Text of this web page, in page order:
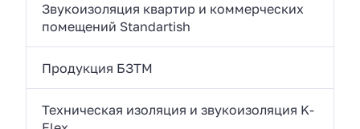
Звукоизоляция квартир и коммерческих
помещений Standartish
Продукция БЗТМ
Техническая изоляция и звукоизоляция K-